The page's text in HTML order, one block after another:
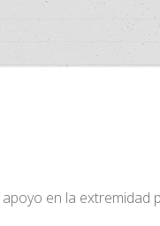
en la extremidad